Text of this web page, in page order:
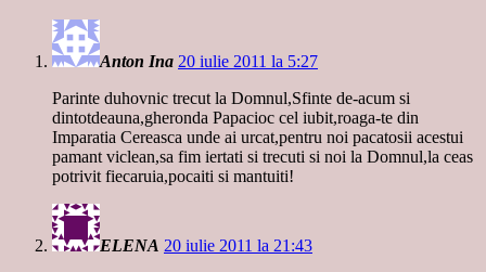
Anton Ina 20 iulie 2011 la 5:27
Parinte duhovnic trecut la Domnul,Sfinte de-acum si
dintotdeauna,gheronda Papacioc cel iubit,roaga-te din
Imparatia Cereasca unde ai urcat,pentru noi pacatosii acestui
pamant viclean,sa fim iertati si trecuti si noi la Domnul,la ceas
potrivit fiecaruia,pocaiti si mantuiti!
ELENA 20 iulie 2011 la 21:43